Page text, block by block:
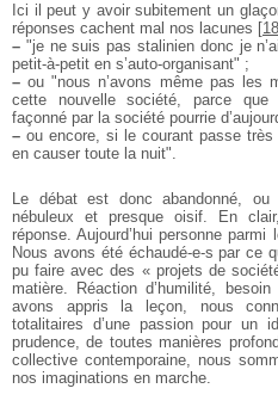
Ici il peut y avoir subitement un
réponses cachent mal nos lacunes [18
– "je ne suis pas stalinien donc je
petit-à-petit en s’auto-organisant" ;
– ou "nous n’avons même pas les
cette nouvelle société, parce que
façonné par la société pourrie
– ou encore, si le courant passe
en causer toute la nuit".
Le débat est donc abandonné,
nébuleux et presque oisif. En
réponse. Aujourd’hui personne
Nous avons été échaudé-e-s par ce
pu faire avec des « projets de
matière. Réaction d’humilité,
avons appris la leçon, nous
totalitaires d’une passion pour un
prudence, de toutes manières
collective contemporaine, nous
nos imaginations en marche.